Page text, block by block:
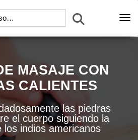
MASAJE CON
CALIENTES
las piedras
el cuerpo siguiendo la
los indios americanos